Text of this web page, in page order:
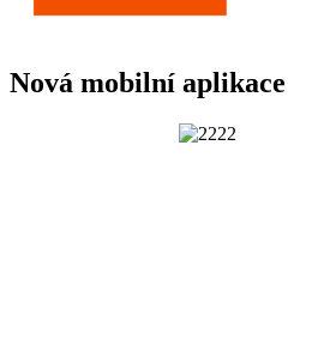
Nová mobilní aplikace